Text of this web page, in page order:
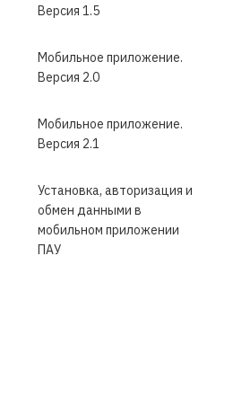
Версия 1.5
Мобильное приложение.
Версия 2.0
Мобильное приложение.
Версия 2.1
Установка, авторизация и
обмен данными в
мобильном приложении
ПАУ